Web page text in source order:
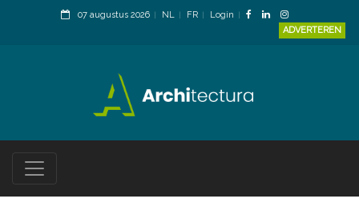
07 augustus 2026 NL FR
Login
ADVERTEREN